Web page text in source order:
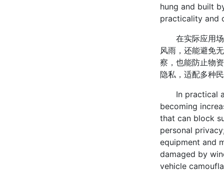
hung and built
practicality and
在实际应用场
风雨，还能避免
察，也能防止物
隐私，适配多种
In practical
becoming
that can block
personal
equipment and
damaged by
vehicle